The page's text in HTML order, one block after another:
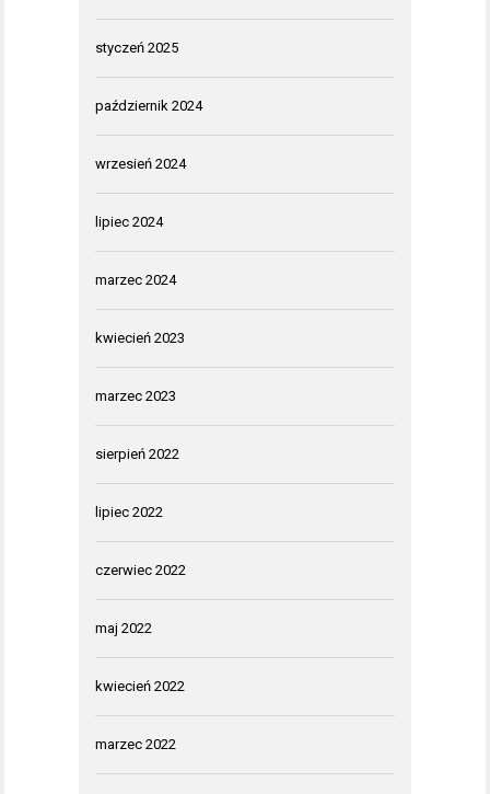
styczeń 2025
październik 2024
wrzesień 2024
lipiec 2024
marzec 2024
kwiecień 2023
marzec 2023
sierpień 2022
lipiec 2022
czerwiec 2022
maj 2022
kwiecień 2022
marzec 2022